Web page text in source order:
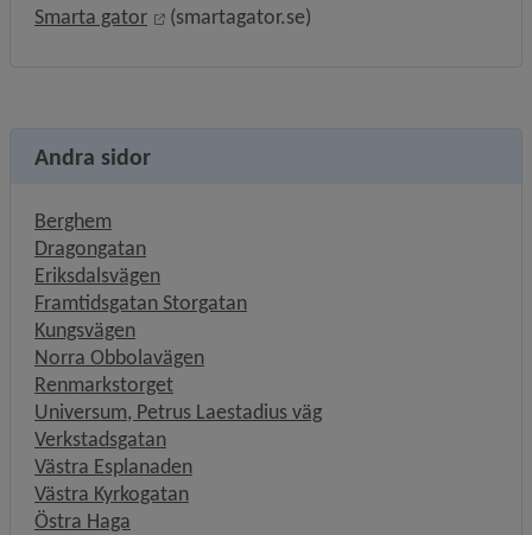
Smarta gator
Länk till annan webbplats, öppnas i nytt
(smartagator.se)
Andra sidor
Berghem
Dragongatan
Eriksdalsvägen
Framtidsgatan Storgatan
Kungsvägen
Norra Obbolavägen
Renmarkstorget
Universum, Petrus Laestadius väg
Verkstadsgatan
Västra Esplanaden
Västra Kyrkogatan
Östra Haga